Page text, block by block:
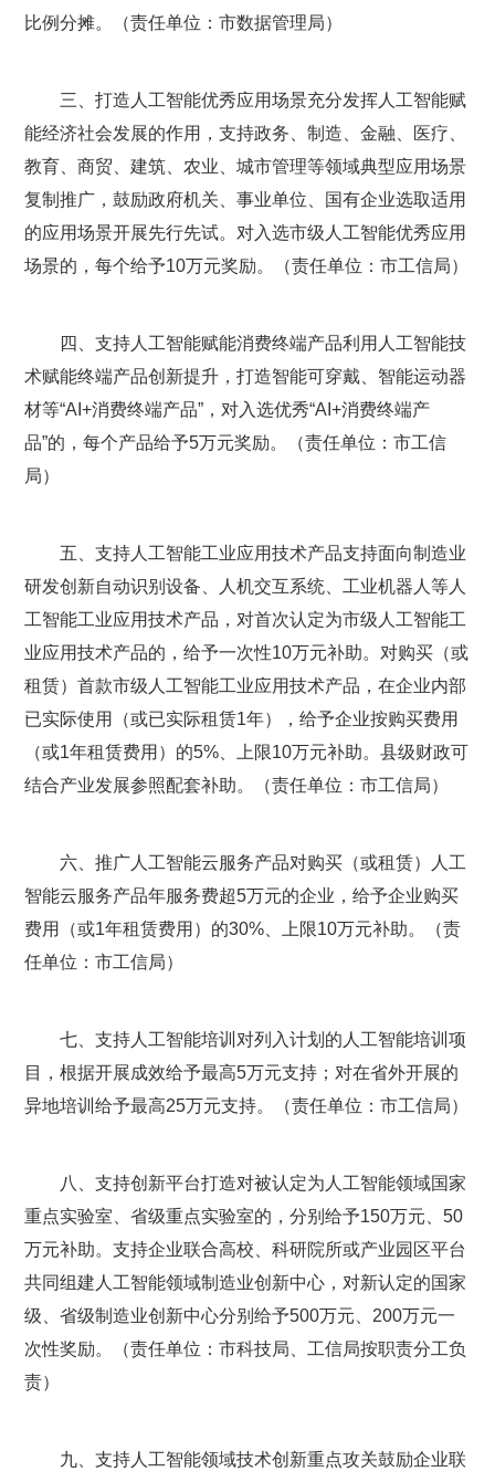
比例分摊。（责任单位：市数据管理局）
三、打造人工智能优秀应用场景充分发挥人工智能赋
能经济社会发展的作用，支持政务、制造、金融、医疗、
教育、商贸、建筑、农业、城市管理等领域典型应用场景
复制推广，鼓励政府机关、事业单位、国有企业选取适用
的应用场景开展先行先试。对入选市级人工智能优秀应用
场景的，每个给予10万元奖励。（责任单位：市工信局）
四、支持人工智能赋能消费终端产品利用人工智能技
术赋能终端产品创新提升，打造智能可穿戴、智能运动器
材等“AI+消费终端产品”，对入选优秀“AI+消费终端产
品”的，每个产品给予5万元奖励。（责任单位：市工信
局）
五、支持人工智能工业应用技术产品支持面向制造业
研发创新自动识别设备、人机交互系统、工业机器人等人
工智能工业应用技术产品，对首次认定为市级人工智能工
业应用技术产品的，给予一次性10万元补助。对购买（或
租赁）首款市级人工智能工业应用技术产品，在企业内部
已实际使用（或已实际租赁1年），给予企业按购买费用
（或1年租赁费用）的5%、上限10万元补助。县级财政可
结合产业发展参照配套补助。（责任单位：市工信局）
六、推广人工智能云服务产品对购买（或租赁）人工
智能云服务产品年服务费超5万元的企业，给予企业购买
费用（或1年租赁费用）的30%、上限10万元补助。（责
任单位：市工信局）
七、支持人工智能培训对列入计划的人工智能培训项
目，根据开展成效给予最高5万元支持；对在省外开展的
异地培训给予最高25万元支持。（责任单位：市工信局）
八、支持创新平台打造对被认定为人工智能领域国家
重点实验室、省级重点实验室的，分别给予150万元、50
万元补助。支持企业联合高校、科研院所或产业园区平台
共同组建人工智能领域制造业创新中心，对新认定的国家
级、省级制造业创新中心分别给予500万元、200万元一
次性奖励。（责任单位：市科技局、工信局按职责分工负
责）
九、支持人工智能领域技术创新重点攻关鼓励企业联